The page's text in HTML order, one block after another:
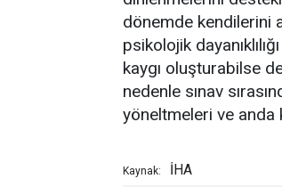
dönemde kendilerini
psikolojik
kaygı oluşturabilse
nedenle sınav
yöneltmeleri ve anda
Kaynak: İHA